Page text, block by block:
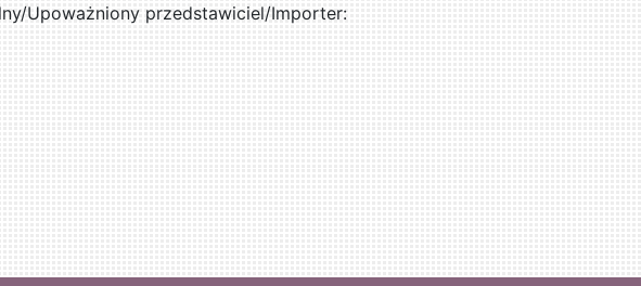
Upoważniony przedstawiciel/Importer: